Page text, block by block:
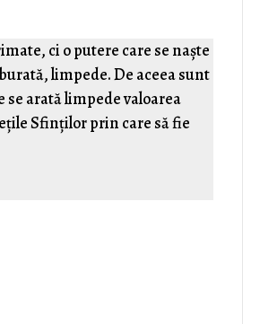
ci o putere care se naște
limpede. De aceea sunt
arată limpede valoarea
Sfinților prin care să fie